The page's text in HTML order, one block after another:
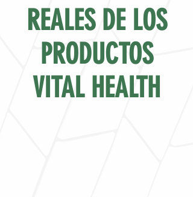
REALES DE LOS
PRODUCTOS
VITAL HEALTH